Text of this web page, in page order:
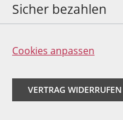
Sicher bezahlen
Cookies anpassen
VERTRAG WIDERRUFEN